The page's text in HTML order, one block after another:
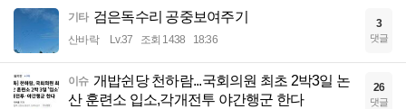
기타 검은독수리 공중보여주기
산바락 Lv.37 조회 1438 18:36
3
댓글
이슈 개밥쉰당 천하람...국회의원 최초 2박3일 논
산 훈련소 입소,각개전투 야간행군 한다
26
댓글